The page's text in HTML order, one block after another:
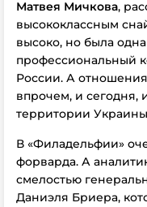
Матвея Мичкова,
высококлассным
высоко, но была
профессиональный
России. А
впрочем, и сегодня,
территории
В «Филадельфии»
форварда. А
смелостью
Даниэля Бриера,